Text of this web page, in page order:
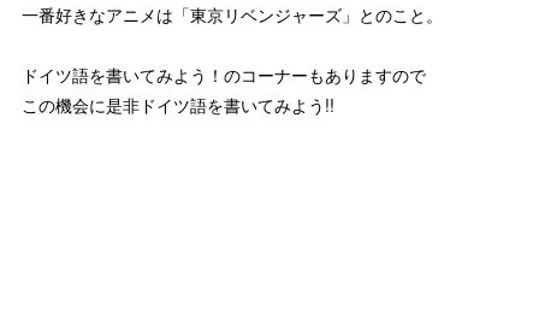
一番好きなアニメは「東京リベンジャーズ」とのこと。
ドイツ語を書いてみよう！のコーナーもありますので
この機会に是非ドイツ語を書いてみよう!!